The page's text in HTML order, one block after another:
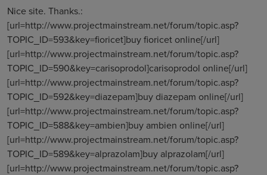
Nice site. Thanks.:
[url=http://www.projectmainstream.net/forum/topic.asp?
TOPIC_ID=593&key=fioricet]buy fioricet online[/url]
[url=http://www.projectmainstream.net/forum/topic.asp?
TOPIC_ID=590&key=carisoprodol]carisoprodol online[/url]
[url=http://www.projectmainstream.net/forum/topic.asp?
TOPIC_ID=592&key=diazepam]buy diazepam online[/url]
[url=http://www.projectmainstream.net/forum/topic.asp?
TOPIC_ID=588&key=ambien]buy ambien online[/url]
[url=http://www.projectmainstream.net/forum/topic.asp?
TOPIC_ID=589&key=alprazolam]buy alprazolam[/url]
[url=http://www.projectmainstream.net/forum/topic.asp?